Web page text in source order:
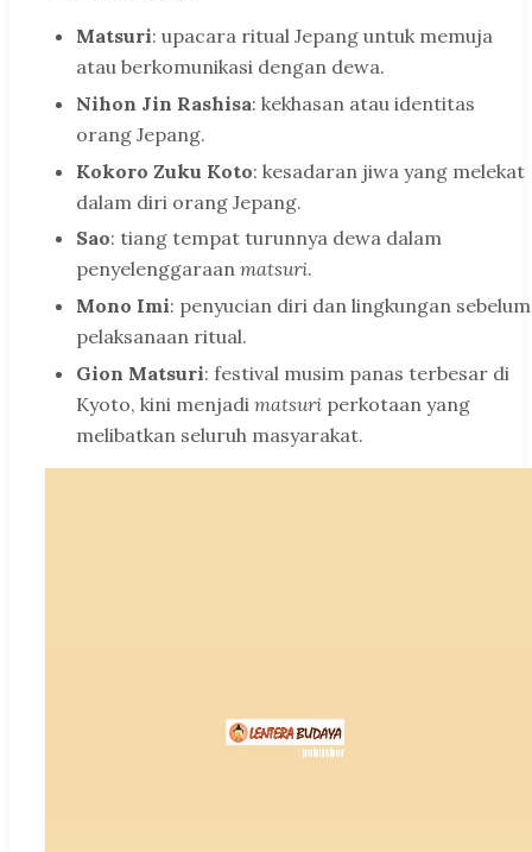
Matsuri: upacara ritual Jepang untuk memuja
atau berkomunikasi dengan dewa.
Nihon Jin Rashisa: kekhasan atau identitas
orang Jepang.
Kokoro Zuku Koto: kesadaran jiwa yang melekat
dalam diri orang Jepang.
Sao: tiang tempat turunnya dewa dalam
penyelenggaraan matsuri.
Mono Imi: penyucian diri dan lingkungan sebelum
pelaksanaan ritual.
Gion Matsuri: festival musim panas terbesar di
Kyoto, kini menjadi matsuri perkotaan yang
melibatkan seluruh masyarakat.